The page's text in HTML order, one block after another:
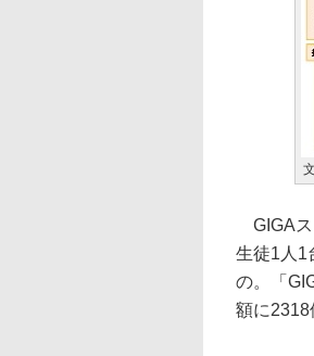
GIGAス
生徒1人1
の。「
額に2318